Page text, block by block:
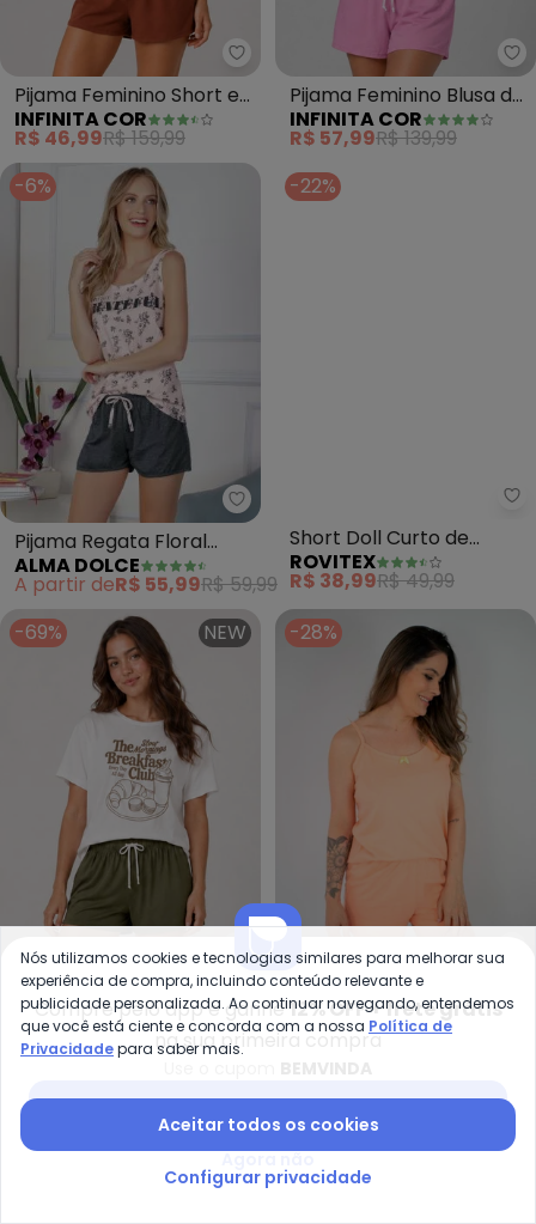
Infinita Cor - Pijama Feminino
Pijama Feminino Short e
Blusa de Alça (Marrom)
INFINITA COR
R$ 46,99R$ 159,99
Pijama Feminino Blusa de
Alça e Short (Rosa)
INFINITA COR
R$ 57,99R$ 139,99
-6%
Alma Dolce - Pijama Regata
Pijama Regata Floral
(Rosa e Mescla)
ALMA DOLCE
A partir deR$ 55,99R$ 59,99
-22%
Short Doll Curto de
Liganete Bella Ana
ROVITEX
R$ 38,99R$ 49,99
-69%
NEW
Infinita Cor - Pijama Feminino
Pijama Feminino Shorts e
Blusa (Verde)
INFINITA COR
R$ 60,99R$ 199,99
ou2xdeR$ 30,49semjuros
-28%
Pijama Feminino Alcinha
Kelly (Laranja)
PIANTE PIJAMAS
R$ 49,90R$ 69,90
-48% -55%
Compre pelo app e ganhe12% OFF + frete grátis
na sua primeira compra
Nós utilizamos cookies e tecnologias similares para melhorar sua
experiência de compra, incluindo conteúdo relevante e
publicidade personalizada. Ao continuar navegando, entendemos
que você está ciente e concorda com a nossa Política de
Privacidadepara saber mais.
Aceitar todos os cookies
Configurar privacidade